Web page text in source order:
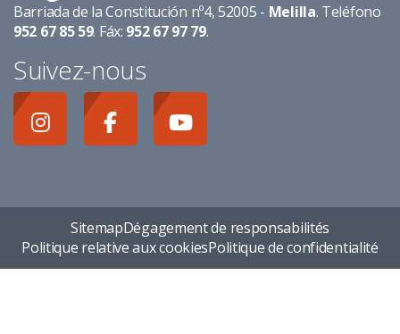
Barriada de la Constitución nº4, 52005 - Melilla. Teléfono
952 67 85 59. Fáx: 952 67 97 79.
Suivez-nous
SitemapDégagement de responsabilités
Politique relative aux cookiesPolitique de confidentialité